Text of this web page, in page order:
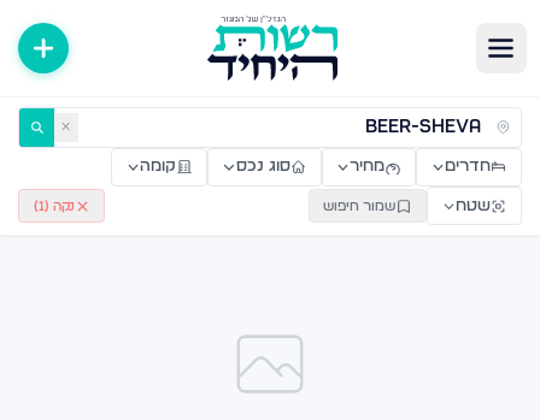
דירות למכירה ולהשכרה — רשות היחיד ✕
חדרים מחיר סוג נכס קומה
שטח שמור חיפוש נקה ( 1
)